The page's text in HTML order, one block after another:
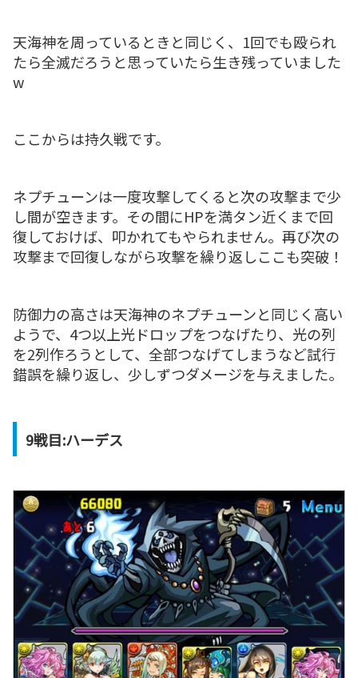
天海神を周っているときと同じく、1回でも殴られ
たら全滅だろうと思っていたら生き残っていました
w
ここからは持久戦です。
ネプチューンは一度攻撃してくると次の攻撃まで少
し間が空きます。その間にHPを満タン近くまで回
復しておけば、叩かれてもやられません。再び次の
攻撃まで回復しながら攻撃を繰り返しここも突破！
防御力の高さは天海神のネプチューンと同じく高い
ようで、4つ以上光ドロップをつなげたり、光の列
を2列作ろうとして、全部つなげてしまうなど試行
錯誤を繰り返し、少しずつダメージを与えました。
9戦目:ハーデス